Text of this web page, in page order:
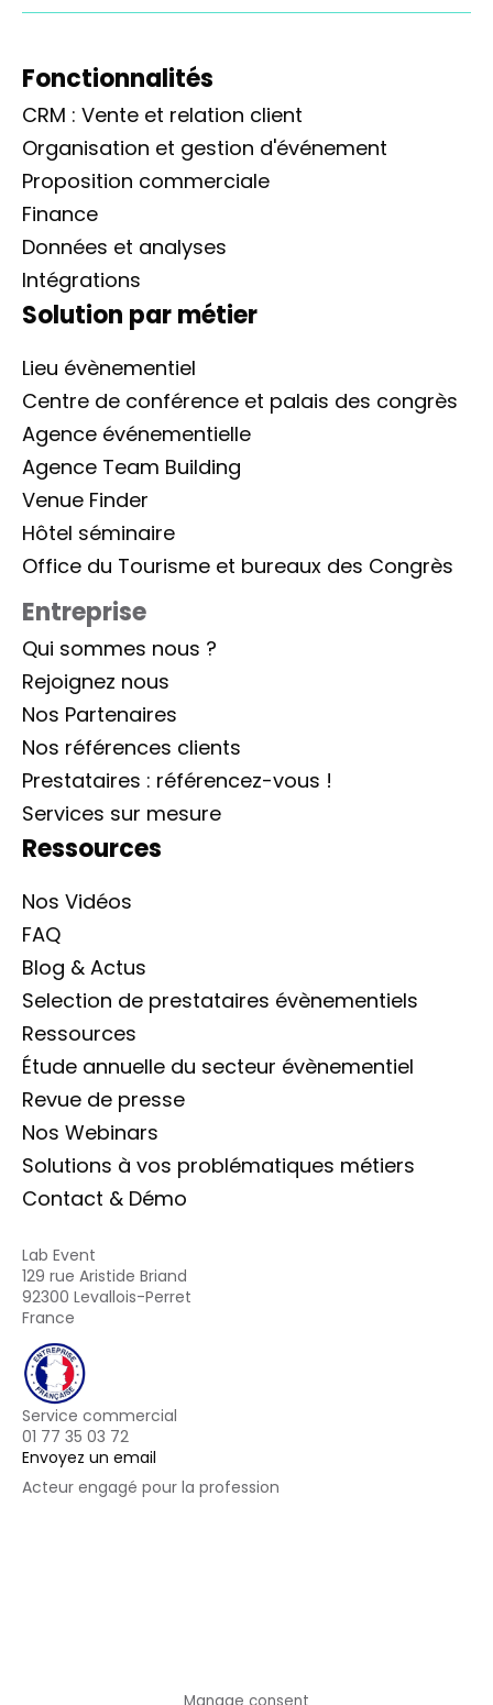
Fonctionnalités
CRM : Vente et relation client
Organisation et gestion d'événement
Proposition commerciale
Finance
Données et analyses
Intégrations
Solution par métier
Lieu évènementiel
Centre de conférence et palais des congrès
Agence événementielle
Agence Team Building
Venue Finder
Hôtel séminaire
Office du Tourisme et bureaux des Congrès
Entreprise
Qui sommes nous ?
Rejoignez nous
Nos Partenaires
Nos références clients
Prestataires : référencez-vous !
Services sur mesure
Ressources
Nos Vidéos
FAQ
Blog & Actus
Selection de prestataires évènementiels
Ressources
Étude annuelle du secteur évènementiel
Revue de presse
Nos Webinars
Solutions à vos problématiques métiers
Contact & Démo
Lab Event
129 rue Aristide Briand
92300 Levallois-Perret
France
Service commercial
01 77 35 03 72
Envoyez un email
Acteur engagé pour la profession